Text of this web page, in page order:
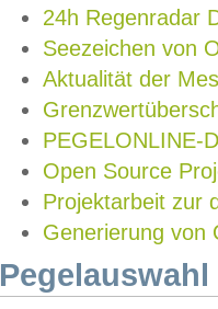
24h Regenradar
Seezeichen von
Aktualität der
PEGELONLINE-
Open Source
Projektarbeit zur
Generierung von